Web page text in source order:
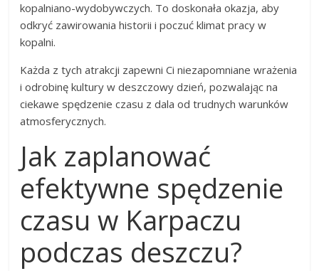
kopalniano-wydobywczych. To doskonała okazja, aby
odkryć zawirowania historii i poczuć klimat pracy w
kopalni.
Każda z tych atrakcji zapewni Ci niezapomniane wrażenia
i odrobinę kultury w deszczowy dzień, pozwalając na
ciekawe spędzenie czasu z dala od trudnych warunków
atmosferycznych.
Jak zaplanować
efektywne spędzenie
czasu w Karpaczu
podczas deszczu?